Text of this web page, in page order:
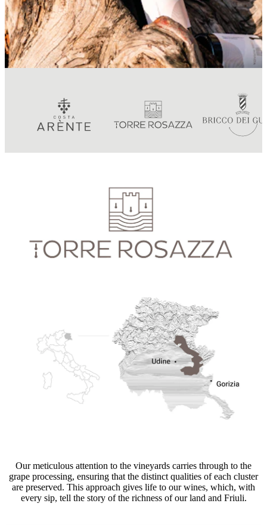
Our meticulous attention to the vineyards carries through to the
grape processing, ensuring that the distinct qualities of each cluster
are preserved. This approach gives life to our wines, which, with
every sip, tell the story of the richness of our land and Friuli.